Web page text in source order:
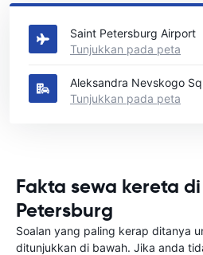
Lihat lokasi sewa kereta utama
Saint Petersburg Airport
Tunjukkan pada peta
Aleksandra Nevskogo
Tunjukkan pada peta
Fakta sewa kereta
Petersburg
Soalan yang paling kerap ditanya
ditunjukkan di bawah. Jika anda